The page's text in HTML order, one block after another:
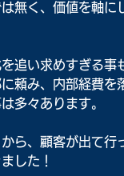
無く、価値を軸
追い求めすぎる
頼み、内部経費
多々あります。
ら、顧客が出て行
した！